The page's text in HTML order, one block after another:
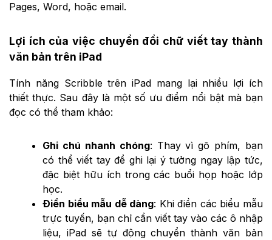
Pages, Word, hoặc email.
Lợi ích của việc chuyển đổi chữ viết tay thành
văn bản trên iPad
Tính năng Scribble trên iPad mang lại nhiều lợi ích
thiết thực. Sau đây là một số ưu điểm nổi bật mà bạn
đọc có thể tham khảo:
Ghi chú nhanh chóng: Thay vì gõ phím, bạn
có thể viết tay để ghi lại ý tưởng ngay lập tức,
đặc biệt hữu ích trong các buổi họp hoặc lớp
học.
Điền biểu mẫu dễ dàng: Khi điền các biểu mẫu
trực tuyến, bạn chỉ cần viết tay vào các ô nhập
liệu, iPad sẽ tự động chuyển thành văn bản